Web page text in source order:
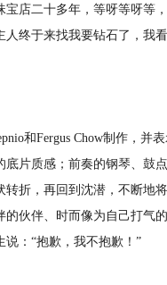
店二十多年，等呀等呀等
人终于来找我要钻石了，我
和Fergus Chow制作，并
片质感；前奏的钢琴、鼓
折，再回到沈潜，不断地
伙伴、时而像为自己打气
：“抱歉，我不抱歉！”